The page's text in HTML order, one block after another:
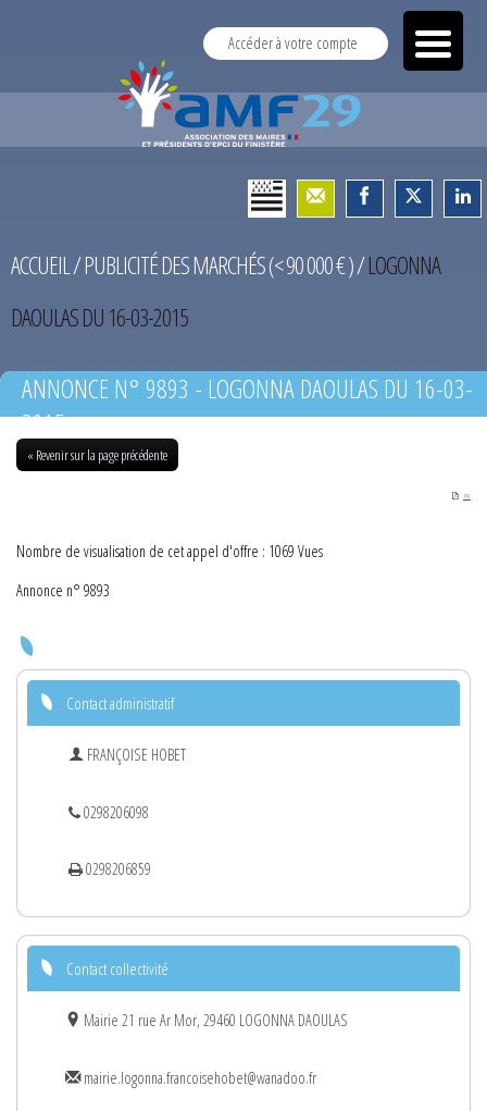
Accéder à votre compte
ACCUEIL/PUBLICITÉ DES MARCHÉS (< 90 000 € )/LOGONNA
DAOULAS DU 16-03-2015
ANNONCE N° 9893 - LOGONNA DAOULAS DU 16-03-
2015
« Revenir sur la page précédente
PDF
Nombre de visualisation de cet appel d'offre : 1069 Vues
Annonce n° 9893
Contact administratif
FRANÇOISE HOBET
0298206098
0298206859
Contact collectivité
Mairie 21 rue Ar Mor, 29460 LOGONNA DAOULAS
mairie.logonna.francoisehobet@wanadoo.fr